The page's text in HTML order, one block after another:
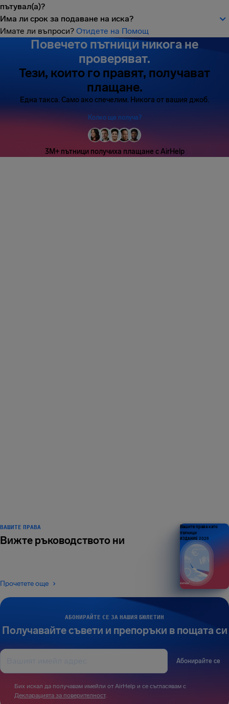
пътувал(а)?
Има ли срок за подаване на иска?
Имате ли въпроси? Отидете на Помощ
Повечето пътници никога не
проверяват.
Тези, които го правят, получават
плащане.
Една такса. Само ако спечелим. Никога от вашия джоб.
Колко ще получа?
3M+ пътници получиха плащане с AirHelp
АБОНИРАЙТЕ СЕ ЗА НАШИЯ БЮЛЕТИН
Получавайте съвети и препоръки в пощата си
Абонирайте се
Бих искал да получавам имейли от AirHelp и се съгласявам с
Декларацията за поверителност.
ВАШИТЕ ПРАВА
Вижте ръководството ни
Прочетете още
Вашите права като
пътници
ИЗДАНИЕ 2026